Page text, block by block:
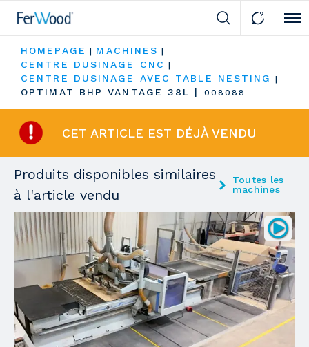
HOMEPAGE | MACHINES |
CENTRE DUSINAGE CNC |
CENTRE DUSINAGE AVEC TABLE NESTING |
OPTIMAT BHP VANTAGE 38L | 008088
CET ARTICLE EST DÉJÀ VENDU
Produits disponibles similaires
à l'article vendu
Toutes les
machines